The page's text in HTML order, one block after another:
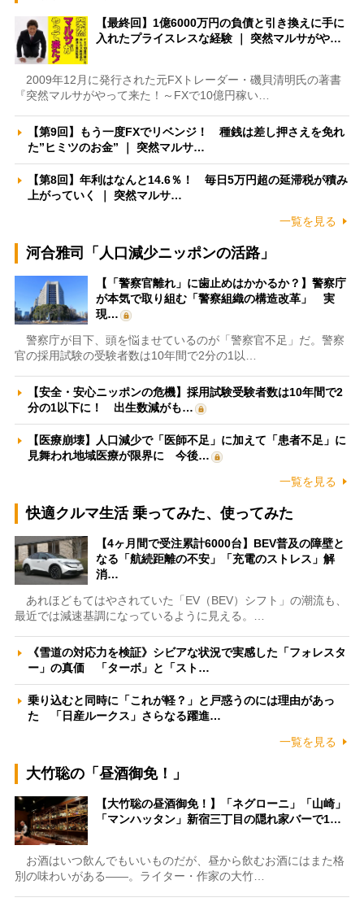
【最終回】1億6000万円の負債と引き換えに手に
入れたプライスレスな経験 ｜ 突然マルサがや…
2009年12月に発行された元FXトレーダー・磯貝清明氏の著書
『突然マルサがやって来た！～FXで10億円稼い…
【第9回】もう一度FXでリベンジ！ 種銭は差し押さえを免れ
た”ヒミツのお金” ｜ 突然マルサ…
【第8回】年利はなんと14.6％！ 毎日5万円超の延滞税が積み
上がっていく ｜ 突然マルサ…
一覧を見る
河合雅司「人口減少ニッポンの活路」
【「警察官離れ」に歯止めはかかるか？】警察庁
が本気で取り組む「警察組織の構造改革」 実
現…
警察庁が目下、頭を悩ませているのが「警察官不足」だ。警察
官の採用試験の受験者数は10年間で2分の1以…
【安全・安心ニッポンの危機】採用試験受験者数は10年間で2
分の1以下に！ 出生数減がも…
【医療崩壊】人口減少で「医師不足」に加えて「患者不足」に
見舞われ地域医療が限界に 今後…
一覧を見る
快適クルマ生活 乗ってみた、使ってみた
【4ヶ月間で受注累計6000台】BEV普及の障壁と
なる「航続距離の不安」「充電のストレス」解
消…
あれほどもてはやされていた「EV（BEV）シフト」の潮流も、
最近では減速基調になっているように見える。…
《雪道の対応力を検証》シビアな状況で実感した「フォレスタ
ー」の真価 「ターボ」と「スト…
乗り込むと同時に「これが軽？」と戸惑うのには理由があっ
た 「日産ルークス」さらなる躍進…
一覧を見る
大竹聡の「昼酒御免！」
【大竹聡の昼酒御免！】「ネグローニ」「山崎」
「マンハッタン」新宿三丁目の隠れ家バーで1…
お酒はいつ飲んでもいいものだが、昼から飲むお酒にはまた格
別の味わいがある――。ライター・作家の大竹…